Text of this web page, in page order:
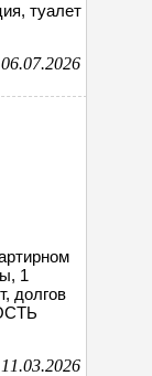
туалет
06.07.2026
1
долгов
11.03.2026